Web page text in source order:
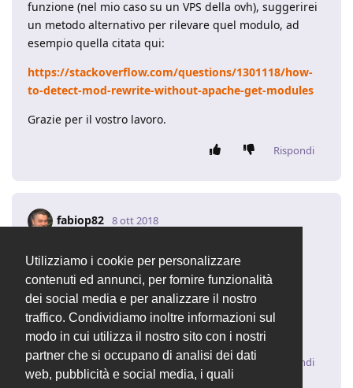
Utilizziamo i cookie per personalizzare
contenuti ed annunci, per fornire funzionalità
dei social media e per analizzare il nostro
traffico. Condividiamo inoltre informazioni sul
modo in cui utilizza il nostro sito con i nostri
partner che si occupano di analisi dei dati
web, pubblicità e social media, i quali
funzione (nel mio caso su un VPS della ovh), suggerirei
un metodo alternativo per rilevare quel modulo, ad
esempio quella citata qui:
https://stackoverflow.com/questions/1301118/how-
to-detect-mod-rewrite-without-apache-get-modules
Grazie per il vostro lavoro.
Rispondi
fabiop82 8 ott 2018
ciao oceanor
da questo post puoi scaricare un fix per il problema
https://forum.openstamanager.com/d/1150/1
Grazie per la segnalazione
Rispondi